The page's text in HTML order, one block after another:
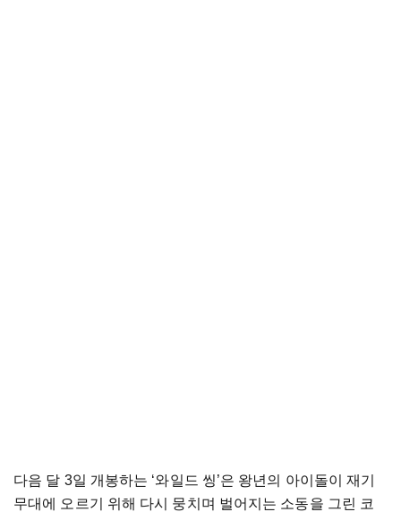
다음 달 3일 개봉하는 ‘와일드 씽’은 왕년의 아이돌이 재기
무대에 오르기 위해 다시 뭉치며 벌어지는 소동을 그린 코